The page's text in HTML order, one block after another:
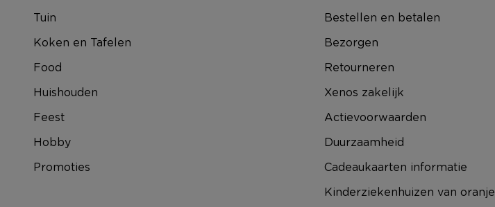
Tuin
Koken en Tafelen
Food
Huishouden
Feest
Hobby
Promoties
Bestellen en betalen
Bezorgen
Retourneren
Xenos zakelijk
Actievoorwaarden
Duurzaamheid
Cadeaukaarten informatie
Kinderziekenhuizen van oranje